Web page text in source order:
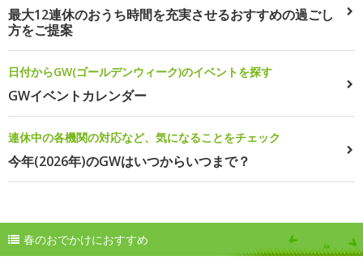
最大12連休のおうち時間を充実させるおすすめの過ごし
方をご提案
日付からGW(ゴールデンウィーク)のイベントを探す
GWイベントカレンダー
連休中の各機関の対応など、気になることをチェック
今年(2026年)のGWはいつからいつまで？
春のおでかけにおすすめ